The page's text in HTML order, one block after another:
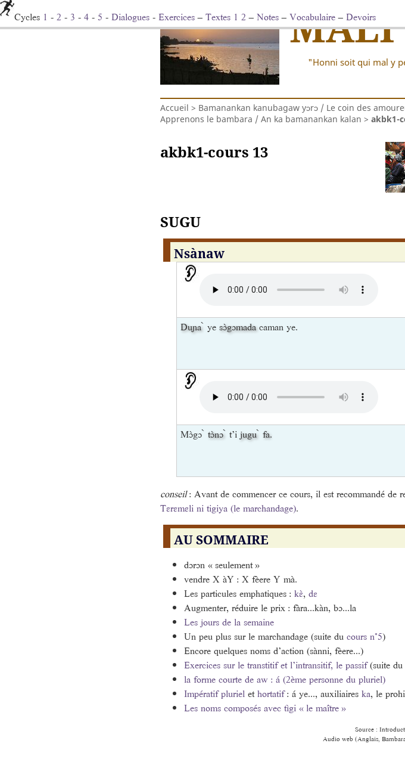
MALI
"Honni soit qui mal y
Accueil > Bamanankan kanubagaw yɔrɔ / Le coin des
Apprenons le bambara / An ka bamanankan kalan > akbk1-
akbk1-cours 13
SUGU
Nsànaw
Duɲà yesɔ̀gɔmadacaman ye.
Mɔ̀gɔ ̀tɔ̀nɔ̀ t’ijugùfa.
conseil: Avant de commencer ce cours, il est recommandé de
Tɛrɛmɛli ni tigiya (le marchandage).
AU SOMMAIRE
dɔrɔn « seulement »
vendre X àY : X fèere Y mà.
Les particules emphatiques : kɛ̀, dɛ
Augmenter, réduire le prix : fàra...kàn, bɔ...la
Les jours de la semaine
Un peu plus sur le marchandage (suite du cours n°5)
Encore quelques noms d’action (sànni, fèere...)
Exercices sur le transtitif et l’intransitif, le passif(suite du
la forme courte de aw : á (2ème personne du pluriel)
Impératif plurielethortatif: á ye..., auxiliaires ka, le
Les noms composés avec tìgi « le maître »
Source :
Audio web (Anglais,
Cycles 1 - 2 - 3 - 4 - 5 - Dialogues - Exercices– Textes 1 2– Notes– Vocabulaire– Devoirs